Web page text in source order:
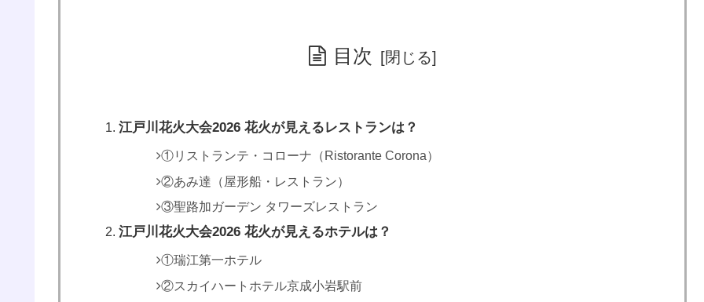
目次
江戸川花火大会2026 花火が見えるレストランは？
①リストランテ・コローナ（Ristorante Corona）
②あみ達（屋形船・レストラン）
③聖路加ガーデン タワーズレストラン
江戸川花火大会2026 花火が見えるホテルは？
①瑞江第一ホテル
②スカイハートホテル京成小岩駅前